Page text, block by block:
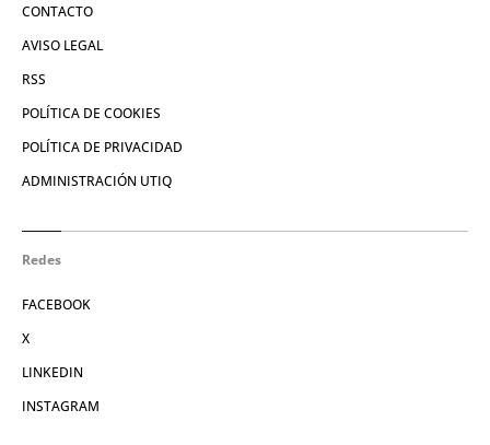
CONTACTO
AVISO LEGAL
RSS
POLÍTICA DE COOKIES
POLÍTICA DE PRIVACIDAD
ADMINISTRACIÓN UTIQ
Redes
FACEBOOK
X
LINKEDIN
INSTAGRAM